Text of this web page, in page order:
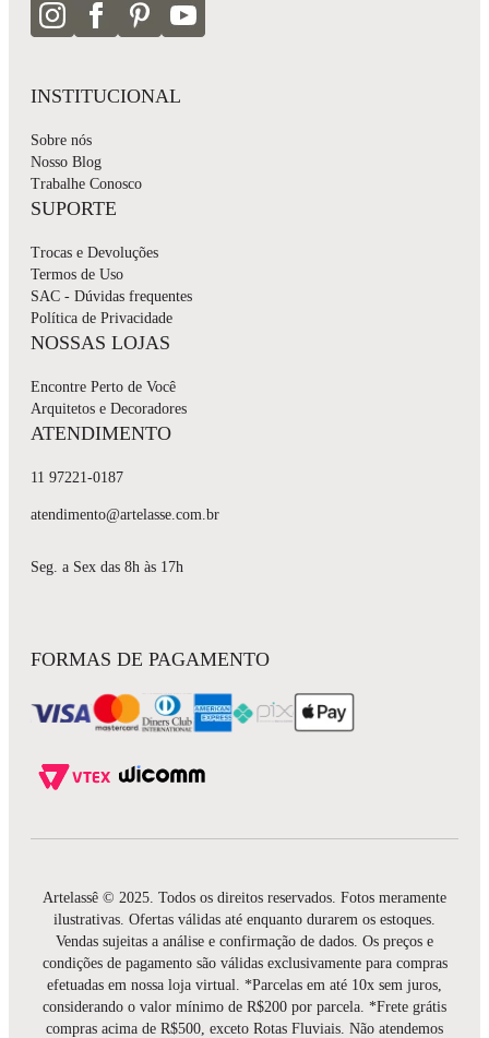
INSTITUCIONAL
Sobre nós
Nosso Blog
Trabalhe Conosco
SUPORTE
Trocas e Devoluções
Termos de Uso
SAC - Dúvidas frequentes
Política de Privacidade
NOSSAS LOJAS
Encontre Perto de Você
Arquitetos e Decoradores
ATENDIMENTO
11 97221-0187
atendimento@artelasse.com.br
Seg. a Sex das 8h às 17h
FORMAS DE PAGAMENTO
Artelassê © 2025. Todos os direitos reservados. Fotos meramente
ilustrativas. Ofertas válidas até enquanto durarem os estoques.
Vendas sujeitas a análise e confirmação de dados. Os preços e
condições de pagamento são válidas exclusivamente para compras
efetuadas em nossa loja virtual. *Parcelas em até 10x sem juros,
considerando o valor mínimo de R$200 por parcela. *Frete grátis
compras acima de R$500, exceto Rotas Fluviais. Não atendemos